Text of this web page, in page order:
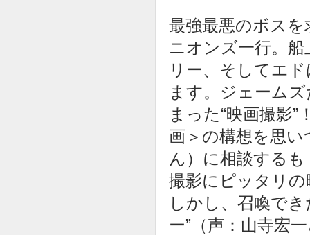
最強最悪のボス
ニオンズ一行。
リー、そしてエ
ます。ジェーム
まった“映画撮影
画＞の構想を思
ん）に相談する
撮影にピッタリ
しかし、召喚で
ー”（声：山寺宏